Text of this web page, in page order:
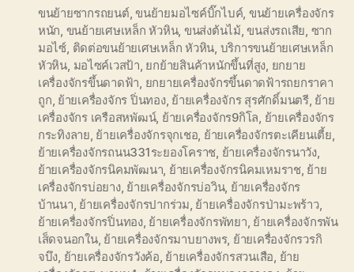
ขนย้ายซากรถยนต์,ขนย้ายมอไซค์บิ๊กไบค์, ขนย้ายเครื่องจักร
หนัก ขนย้ายเศษเหล็ก หัวหิน, ขนส่งต้นไม้ ,ขนส่งรถเสีย ซาก
มอไซ์ ติดต่อขนย้ายเศษเหล็ก หัวหิน บริการขนย้ายเศษเหล็ก
หัวหิน มอไซค์เวสป้า ยกย้ายสินค้าหนักขึ้นที่สูง ยกยาย
เครื่องจักรขึ้นดาดฟ้า ยกยายเครื่องจักรขึ้นดาดฟ้ารถยกราคา
ถูก ย้ายเครื่องจักร ปิ่นทอง, ย้ายเครื่องจักร สุรศักดิ์มนตรี, ย้าย
เครื่องจักร เครือสหพัฒน์, ย้ายเครื่องจักร9กิโล ย้ายเครื่องจักร
กระทิงลาย ย้ายเครื่องจักรจุกเชอ ย้ายเครื่องจักรตะเคียนเตี้ย
ย้ายเครื่องจักรถนน331ระยองโคราช ย้ายเครื่องจักรนาวัง,
ย้ายเครื่องจักรนิคมพัฒนา ย้ายเครื่องจักรนิคมเหมราช, ย้าย
เครื่องจักรบ่อยาง, ย้ายเครื่องจักรบ่อวิน, ย้ายเครื่องจักร
บ้านนา ย้ายเครื่องจักรปากร่วม ย้ายเครื่องจักรป่ามะพร้าว,
ย้ายเครื่องจักรปิ่นทอง, ย้ายเครื่องจักรพัทยา ย้ายเครื่องจักรพัน
เส็ดจนอกใน, ย้ายเครื่องจักรมาบยางพร, ย้ายเครื่องจักรวรกิ
จบึง ย้ายเครื่องจักรวังค้อ ย้ายเครื่องจักรสวนเสือ ย้าย